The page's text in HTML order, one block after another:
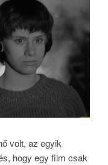
volt, az egyik
hogy egy film csak